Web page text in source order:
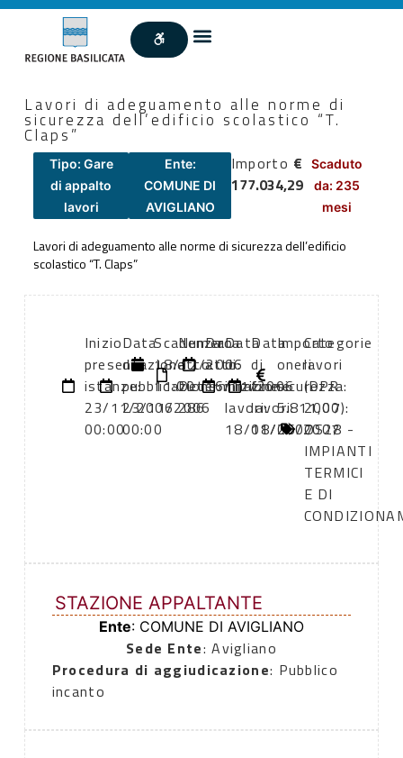
Lavori di adeguamento alle norme di
sicurezza dell’edificio scolastico “T.
Claps”
Tipo: Gare
di appalto
lavori
Ente:
COMUNE DI
AVIGLIANO
Importo €
177.034,29
Scaduto
da: 235
mesi
Lavori di adeguamento alle norme di sicurezza dell’edificio
scolastico “T. Claps”
Inizio
presentazione
istanze:
23/11/2006
00:00
Data
di
pubblicazione:
23/11/2006
00:00
Scadenza:
18/12/2006
11:00
Numero
atto:
Determinazione
286
Data
atto:
16/11/2006
Data
di
inizio
lavori:
18/01/2007
Data
di
fine
lavori:
18/06/2007
Importo
oneri
sicurezza:
5.811,07
Categorie
lavori
(DPR
2000):
OS28 -
IMPIANTI
TERMICI
E DI
STAZIONE APPALTANTE
Ente: COMUNE DI AVIGLIANO
Sede Ente: Avigliano
Procedura di aggiudicazione: Pubblico
incanto